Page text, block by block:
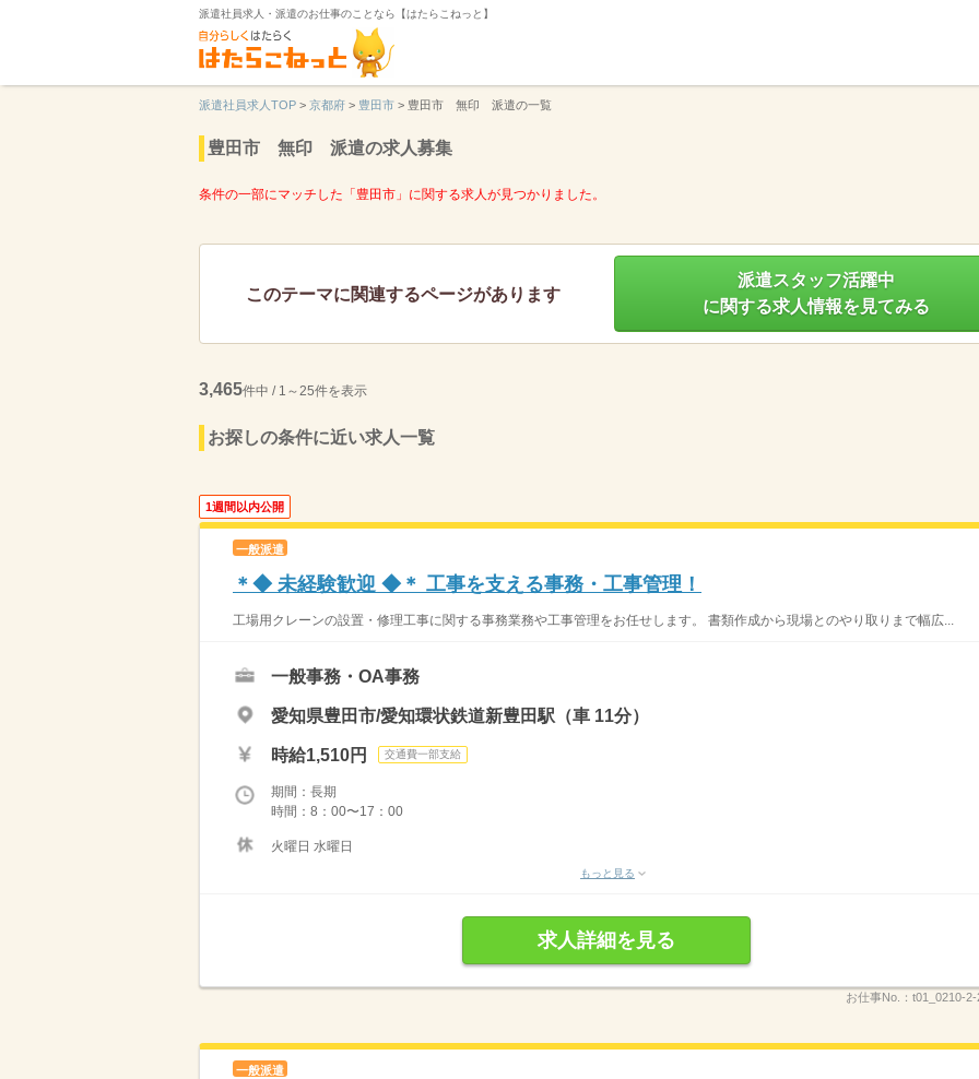
派遣社員求人・派遣のお仕事のことなら【はたらこねっと】
派遣社員求人TOP > 京都府 > 豊田市 > 豊田市 無印 派遣の一覧
豊田市 無印 派遣の求人募集
条件の一部にマッチした「豊田市」に関する求人が見つかりました。
このテーマに関連するページがあります
派遣スタッフ活躍中
に関する求人情報を見てみる
3,465件中 / 1～25件を表示
お探しの条件に近い求人一覧
1週間以内公開
一般派遣
＊◆ 未経験歓迎 ◆＊ 工事を支える事務・工事管理！
工場用クレーンの設置・修理工事に関する事務業務や工事管理をお任せします。 書類作成から現場とのやり取りまで幅広...
一般事務・OA事務
愛知県豊田市/愛知環状鉄道新豊田駅（車 11分）
時給1,510円 交通費一部支給
期間：長期
時間：8：00〜17：00
火曜日 水曜日
もっと見る
求人詳細を見る
お仕事No.： t01_0210-2-
一般派遣